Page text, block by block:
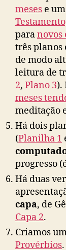
meses e
paranovos
três planos
de modo
leitura de
2, Plano 3).
meses
meditação
Há dois
(Planilha 1
progresso
Há duas
capa, de
Capa 2.
Criamos
Provérbios